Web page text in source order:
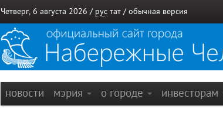
Четверг, 6 августа 2026 / рус тат / обычная версия
новости мэрия о городе инвесторам